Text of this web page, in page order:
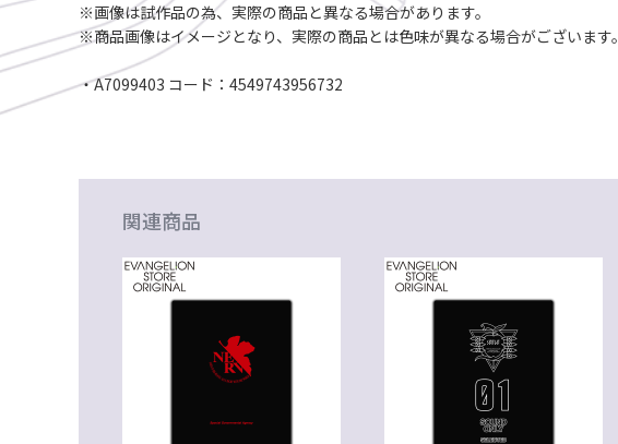
※画像は試作品の為、実際の商品と異なる場合があります。
※商品画像はイメージとなり、実際の商品とは色味が異なる場合がございます。
・A7099403 コード：4549743956732
関連商品